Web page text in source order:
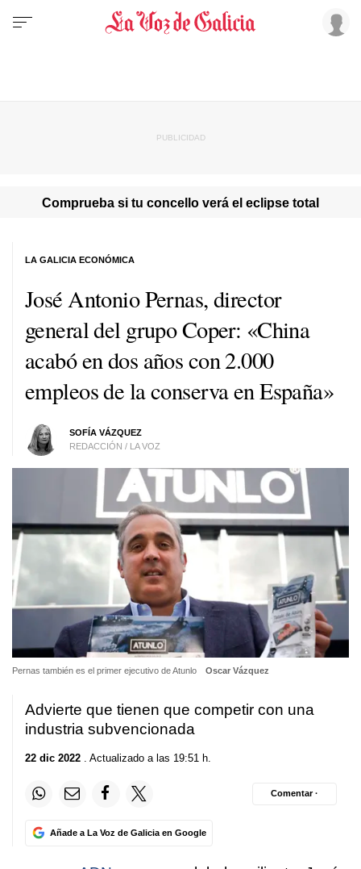
Comprueba si tu concello verá el eclipse total
José Antonio Pernas, director
general del grupo Coper: «China
acabó en dos años con 2.000
empleos de la conserva en España»
SOFÍA VÁZQUEZ
REDACCIÓN / LA VOZ
LA GALICIA ECONÓMICA
Pernas también es el primer ejecutivo de Atunlo Oscar Vázquez
Advierte que tienen que competir con una
industria subvencionada
22 dic 2022 . Actualizado a las 19:51 h.
Añade a La Voz de Galicia en Google
Comentar ·